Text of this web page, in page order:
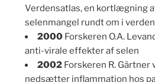
Verdensatlas, en kortlægning
selenmangel rundt om i verden
2000 Forskeren O.A.
anti-virale effekter af selen
2002 Forskeren R. Gärtner
nedsætter inflammation hos